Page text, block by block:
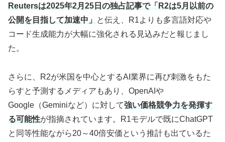
Reutersは2025年2月25日の独占記事で「R2は5月以前の
公開を目指して加速中」 と伝え、R1よりも多言語対応や
コード生成能力が大幅に強化される見込みだと報じまし
た。
さらに、R2が米国を中心とするAI業界に再び刺激をもた
らすと予測するメディアもあり、OpenAIや
Google（Geminiなど）に対して強い価格競争力を発揮す
る可能性が指摘されています。R1モデルで既にChatGPT
と同等性能ながら20～40倍安価という推計も出ているた